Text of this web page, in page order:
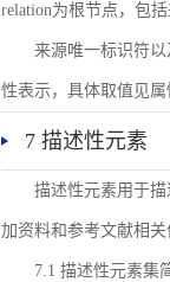
relation为根节点，包
来源唯一标识符以
性表示，具体取值见属
7 描述性元素
描述性元素用于
加资料和参考文献相
7.1 描述性元素集